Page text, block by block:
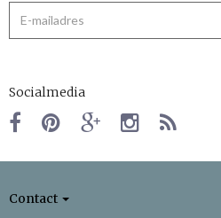
Socialmedia
Contact